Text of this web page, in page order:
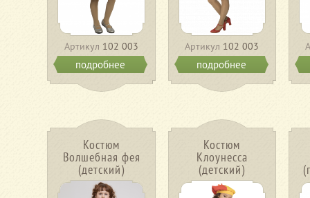
Артикул 102 003
подробнее
Артикул 102 003
подробнее
Костюм
Волшебная фея
(детский)
Костюм
Клоунесса
(детский)